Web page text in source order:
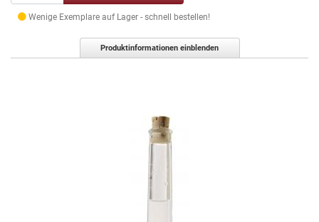
Wenige Exemplare auf Lager - schnell bestellen!
Produktinformationen einblenden